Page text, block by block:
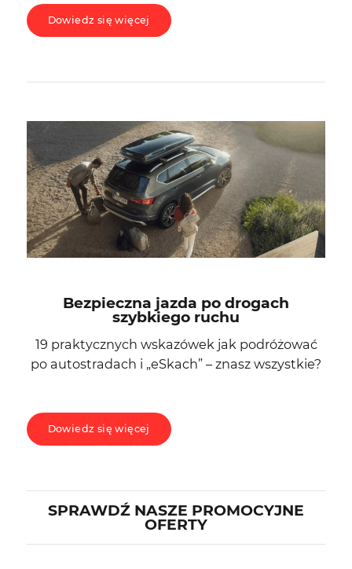
Dowiedz się więcej
Bezpieczna jazda po drogach
szybkiego ruchu
19 praktycznych wskazówek jak podróżować
po autostradach i „eSkach” – znasz wszystkie?
Dowiedz się więcej
SPRAWDŹ NASZE PROMOCYJNE
OFERTY